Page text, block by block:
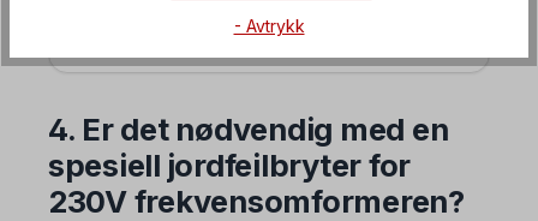
Kontrollenhet for likestrøm
4. Er det nødvendig med en
spesiell jordfeilbryter for
230V frekvensomformeren?
- Avtrykk